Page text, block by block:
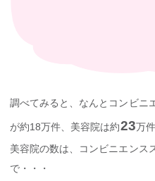
調べてみると、なんとコンビニ
が約18万件、美容院は約23万
美容院の数は、コンビニエンス
で・・・